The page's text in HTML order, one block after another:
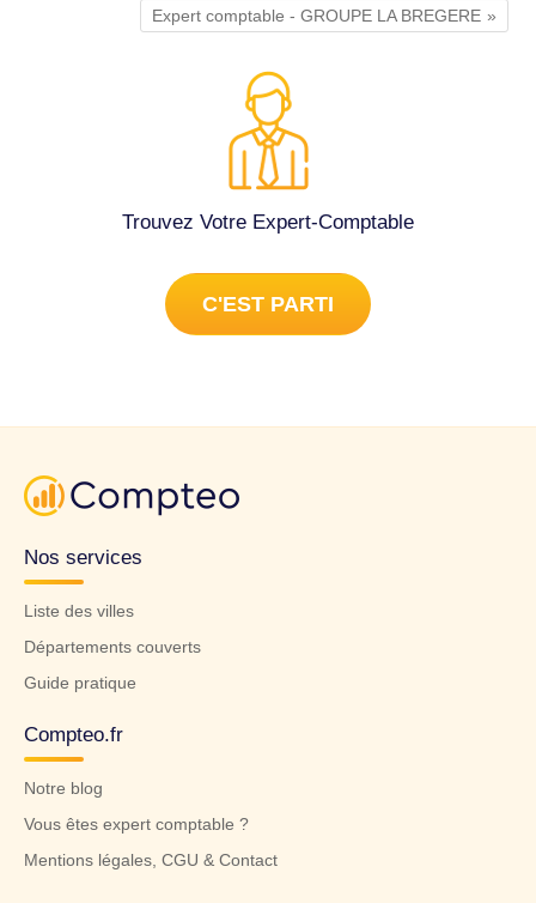
Expert comptable - GROUPE LA BREGERE
Trouvez Votre Expert-Comptable
C'EST PARTI
Nos services
Liste des villes
Départements couverts
Guide pratique
Compteo.fr
Notre blog
Vous êtes expert comptable ?
Mentions légales, CGU & Contact